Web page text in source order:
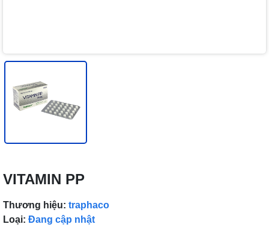
VITAMIN PP
Thương hiệu: traphaco
Loại: Đang cập nhật